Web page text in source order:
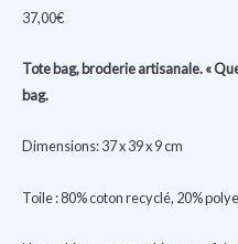
37,00€
Tote bag, broderie artisanale. «
bag.
Dimensions: 37 x 39 x 9 cm
Toile : 80% coton recyclé, 20%